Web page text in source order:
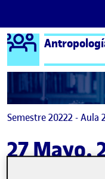
Saltar al contenido
Logo Ágora
Semestre 20222 - Aula
27 Mayo,